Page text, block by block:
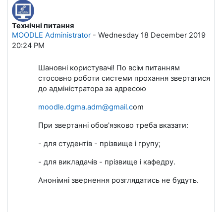
Технічні питання
MOODLE Administrator- Wednesday 18 December 2019
20:24 PM
Кількість відповідей: 0
Шановні користувачі! По всім питанням
стосовно роботи системи прохання звертатися
до адміністратора за адресою
moodle.dgma.adm@gmail.com
При звертанні обов'язково треба вказати:
- для студентів - прізвище і групу;
- для викладачів - прізвище і кафедру.
Анонімні звернення розглядатись не будуть.